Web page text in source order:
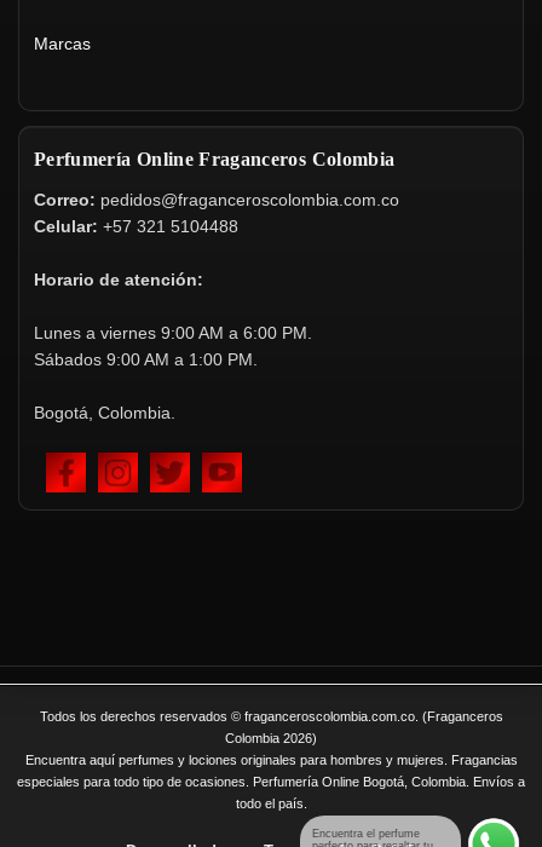
Marcas
Perfumería Online Fraganceros Colombia
Correo: pedidos@fraganceroscolombia.com.co
Celular: +57 321 5104488
Horario de atención:
Lunes a viernes 9:00 AM a 6:00 PM.
Sábados 9:00 AM a 1:00 PM.
Bogotá, Colombia.
Encuentra el perfume
Todos los derechos reservados © fraganceroscolombia.com.co. (Fraganceros
Colombia 2026)
Encuentra aquí perfumes y lociones originales para hombres y mujeres. Fragancias
especiales para todo tipo de ocasiones. Perfumería Online Bogotá, Colombia. Envíos a
todo el país.